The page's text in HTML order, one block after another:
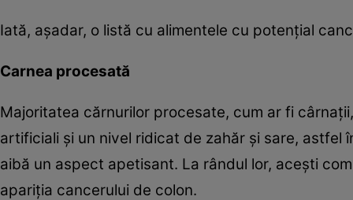
Iată, aşadar, o listă cu alimentele cu potenţial
Carnea procesată
Majoritatea cărnurilor procesate, cum ar fi
artificiali şi un nivel ridicat de zahăr şi sare,
aibă un aspect apetisant. La rândul lor, aceşti
apariţia cancerului de colon.